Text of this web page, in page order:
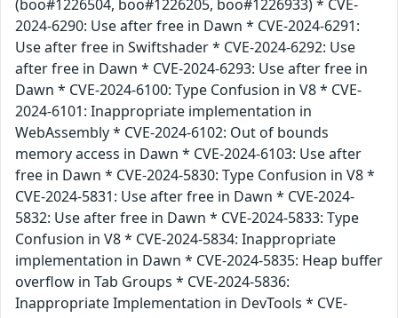
(boo#1226504, boo#1226205, boo#1226933) * CVE-
2024-6290: Use after free in Dawn * CVE-2024-6291:
Use after free in Swiftshader * CVE-2024-6292: Use
after free in Dawn * CVE-2024-6293: Use after free in
Dawn * CVE-2024-6100: Type Confusion in V8 * CVE-
2024-6101: Inappropriate implementation in
WebAssembly * CVE-2024-6102: Out of bounds
memory access in Dawn * CVE-2024-6103: Use after
free in Dawn * CVE-2024-5830: Type Confusion in V8 *
CVE-2024-5831: Use after free in Dawn * CVE-2024-
5832: Use after free in Dawn * CVE-2024-5833: Type
Confusion in V8 * CVE-2024-5834: Inappropriate
implementation in Dawn * CVE-2024-5835: Heap buffer
overflow in Tab Groups * CVE-2024-5836:
Inappropriate Implementation in DevTools * CVE-